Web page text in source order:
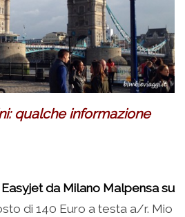
qualche informazione
Easyjet da Milano Malpensa su
di 140 Euro a testa a/r. Mio